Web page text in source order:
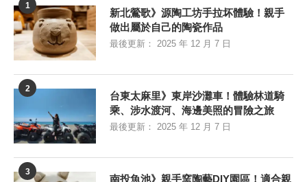
1
新北鶯歌》源陶工坊手拉坏體驗！親手
做出屬於自己的陶瓷作品
最後更新： 2025 年 12 月 7 日
2
台東太麻里》東岸沙灘車！體驗林道騎
乘、涉水渡河、海邊美照的冒險之旅
最後更新： 2025 年 12 月 7 日
3
南投魚池》親手窯陶藝DIY園區！適合親